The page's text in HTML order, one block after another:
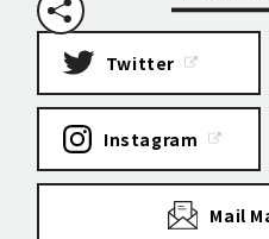
Twitter
Instagram
Mail